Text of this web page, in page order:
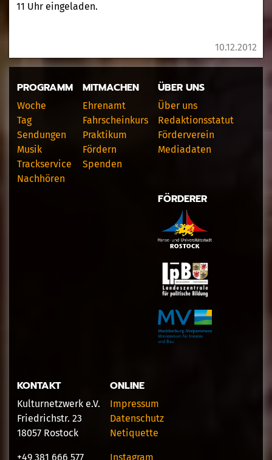
11 Uhr eingeladen.
10.12.2012
PROGRAMM
Woche
Tag
Sendungen
Musik
Trackservice
Nachhören
MITMACHEN
Ehrenamt
Fahrscheinkurs
Praktikum
Fördern
Spenden
ÜBER UNS
Über uns
Redaktionsstatut
Förderverein
Mediadaten
FÖRDERER
KONTAKT
Kulturnetzwerk e.V.
Friedrichstr. 23
18057 Rostock
+49 381 666 577
ONLINE
Impressum
Datenschutz
Netiquette
Instagram